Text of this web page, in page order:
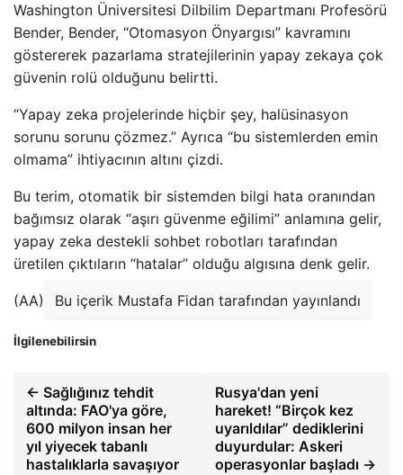
Washington Üniversitesi Dilbilim Departmanı Profesörü
Bender, Bender, “Otomasyon Önyargısı” kavramını
göstererek pazarlama stratejilerinin yapay zekaya çok
güvenin rolü olduğunu belirtti.
“Yapay zeka projelerinde hiçbir şey, halüsinasyon
sorunu sorunu çözmez.” Ayrıca “bu sistemlerden emin
olmama” ihtiyacının altını çizdi.
Bu terim, otomatik bir sistemden bilgi hata oranından
bağımsız olarak “aşırı güvenme eğilimi” anlamına gelir,
yapay zeka destekli sohbet robotları tarafından
üretilen çıktıların “hatalar” olduğu algısına denk gelir.
(AA) Bu içerik Mustafa Fidan tarafından yayınlandı
İlgilenebilirsin
← Sağlığınız tehdit
altında: FAO'ya göre,
600 milyon insan her
yıl yiyecek tabanlı
hastalıklarla savaşıyor
Rusya'dan yeni
hareket! “Birçok kez
uyarıldılar” dediklerini
duyurdular: Askeri
operasyonlar başladı →